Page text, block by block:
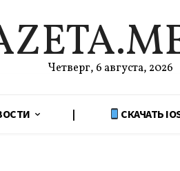
Четверг, 6 августа, 2026
| СКАЧАТЬ